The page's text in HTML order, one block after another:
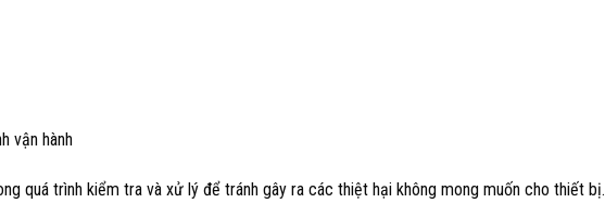
vận hành
quá trình kiểm tra và xử lý để tránh gây ra các thiệt hại không mong muốn cho thiết bị.